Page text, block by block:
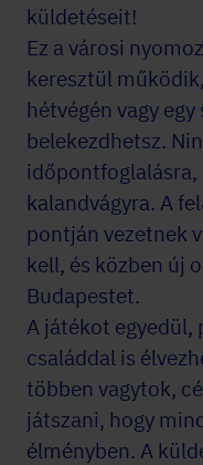
küldetéseit!
Ez a városi
keresztül
hétvégén vagy
belekezdhetsz.
időpontfoglalásra,
kalandvágyra. A
pontján vezetnek
kell, és közben új
Budapestet.
A játékot egyedül,
családdal is
többen vagytok,
játszani, hogy
élményben. A